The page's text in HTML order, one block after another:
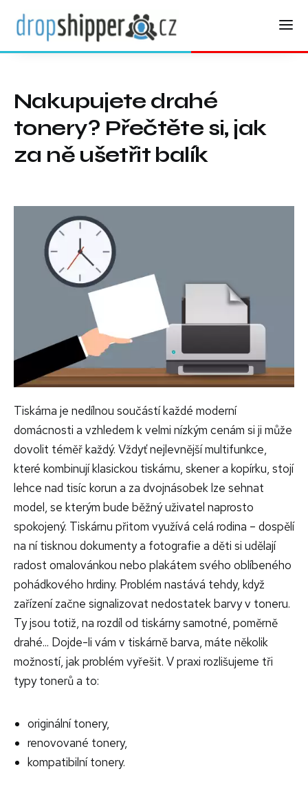
Nakupujete drahé
tonery? Přečtěte si, jak
za ně ušetřit balík
Tiskárna je nedílnou součástí každé moderní
domácnosti a vzhledem k velmi nízkým cenám si ji může
dovolit téměř každý. Vždyť nejlevnější multifunkce,
které kombinují klasickou tiskárnu, skener a kopírku, stojí
lehce nad tisíc korun a za dvojnásobek lze sehnat
model, se kterým bude běžný uživatel naprosto
spokojený. Tiskárnu přitom využívá celá rodina – dospělí
na ní tisknou dokumenty a fotografie a děti si udělají
radost omalovánkou nebo plakátem svého oblíbeného
pohádkového hrdiny. Problém nastává tehdy, když
zařízení začne signalizovat nedostatek barvy v toneru.
Ty jsou totiž, na rozdíl od tiskárny samotné, poměrně
drahé... Dojde-li vám v tiskárně barva, máte několik
možností, jak problém vyřešit. V praxi rozlišujeme tři
typy tonerů a to:
originální tonery,
renovované tonery,
kompatibilní tonery.